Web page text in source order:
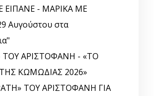
ΕΙΠΑΝΕ - ΜΑΡΙΚΑ ΜΕ
Αυγούστου στα
ΤΟΥ ΑΡΙΣΤΟΦΑΝΗ - «ΤΟ
ΚΩΜΩΔΙΑΣ 2026»
ΤΟΥ ΑΡΙΣΤΟΦΑΝΗ ΓΙΑ